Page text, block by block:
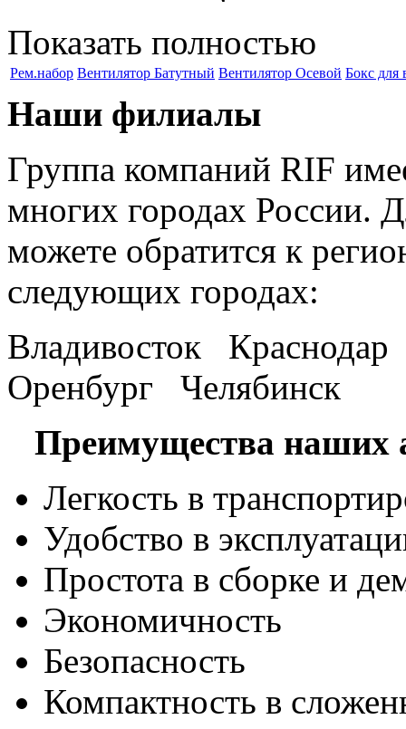
Показать полностью
Рем.набор Вентилятор Батутный Вентилятор Осевой Бокс для
Наши филиалы
Группа компаний RIF
многих городах России.
можете обратится к
следующих городах:
Владивосток
Оренбург Челябинск
Преимущества наших
Легкость в
Удобство в
Простота в сборке и
Экономичность
Безопасность
Компактность в